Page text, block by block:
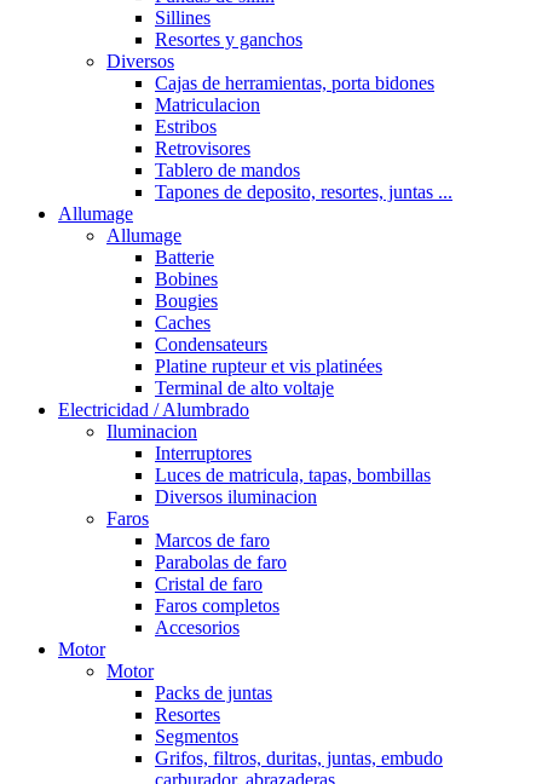
Sillines
Resortes y ganchos
Diversos
Cajas de herramientas, porta bidones
Matriculacion
Estribos
Retrovisores
Tablero de mandos
Tapones de deposito, resortes, juntas ...
Allumage
Allumage
Batterie
Bobines
Bougies
Caches
Condensateurs
Platine rupteur et vis platinées
Terminal de alto voltaje
Electricidad / Alumbrado
Iluminacion
Interruptores
Luces de matricula, tapas, bombillas
Diversos iluminacion
Faros
Marcos de faro
Parabolas de faro
Cristal de faro
Faros completos
Accesorios
Motor
Motor
Packs de juntas
Resortes
Segmentos
Grifos, filtros, duritas, juntas, embudo
carburador, abrazaderas